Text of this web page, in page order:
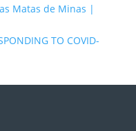
Matas de Minas |
TO COVID-